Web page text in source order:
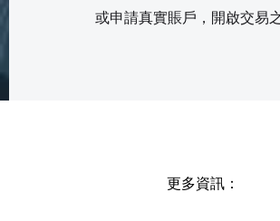
更多資訊：